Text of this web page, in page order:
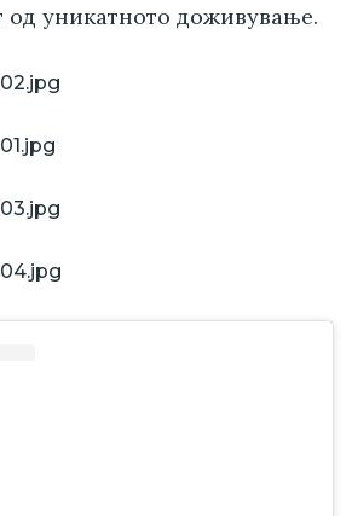
од уникатното доживување.